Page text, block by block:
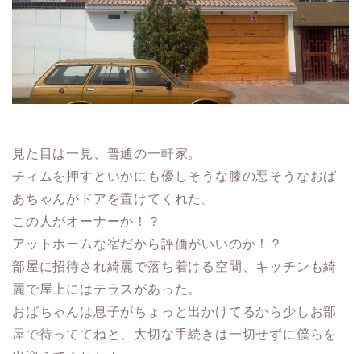
見た目は一見、普通の一軒家。
チィムを押すといかにも優しそうな膝の悪そうなおば
あちゃんがドアを置けてくれた。
この人がオーナーか！？
アットホームな宿だから評価がいいのか！？
部屋に招待され綺麗で落ち着ける空間、キッチンも綺
麗で屋上にはテラスがあった。
おばちゃんは息子がちょっと出かけてるから少しお部
屋で待っててねと、大切な手続きは一切せずに僕らを